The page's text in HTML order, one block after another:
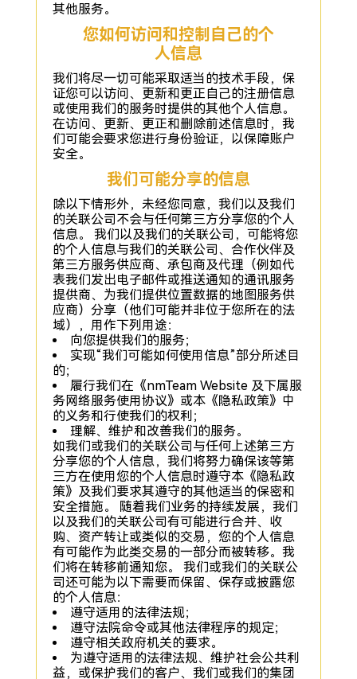
其他服务。
您如何访问和控制自己的个
人信息
我们将尽一切可能采取适当的技术手段，保
证您可以访问、更新和更正自己的注册信息
或使用我们的服务时提供的其他个人信息。
在访问、更新、更正和删除前述信息时，我
们可能会要求您进行身份验证，以保障账户
安全。
我们可能分享的信息
除以下情形外，未经您同意，我们以及我们
的关联公司不会与任何第三方分享您的个人
信息。 我们以及我们的关联公司，可能将您
的个人信息与我们的关联公司、合作伙伴及
第三方服务供应商、承包商及代理（例如代
表我们发出电子邮件或推送通知的通讯服务
提供商、为我们提供位置数据的地图服务供
应商）分享（他们可能并非位于您所在的法
域），用作下列用途：
向您提供我们的服务；
实现“我们可能如何使用信息”部分所述目
的；
履行我们在《nmTeam Website 及下属服
务网络服务使用协议》或本《隐私政策》中
的义务和行使我们的权利；
理解、维护和改善我们的服务。
如我们或我们的关联公司与任何上述第三方
分享您的个人信息，我们将努力确保该等第
三方在使用您的个人信息时遵守本《隐私政
策》及我们要求其遵守的其他适当的保密和
安全措施。 随着我们业务的持续发展，我们
以及我们的关联公司有可能进行合并、收
购、资产转让或类似的交易，您的个人信息
有可能作为此类交易的一部分而被转移。我
们将在转移前通知您。 我们或我们的关联公
司还可能为以下需要而保留、保存或披露您
的个人信息：
遵守适用的法律法规；
遵守法院命令或其他法律程序的规定；
遵守相关政府机关的要求。
为遵守适用的法律法规、维护社会公共利
益，或保护我们的客户、我们或我们的集团